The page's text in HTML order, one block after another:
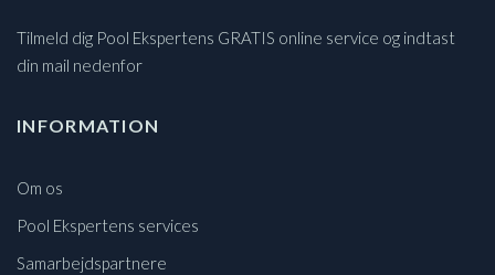
Tilmeld dig Pool Ekspertens GRATIS online service og indtast
din mail nedenfor
INFORMATION
Om os
Pool Ekspertens services
Samarbejdspartnere